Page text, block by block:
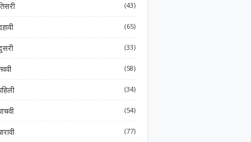
(43)
(65)
(33)
(58)
(34)
(54)
(77)